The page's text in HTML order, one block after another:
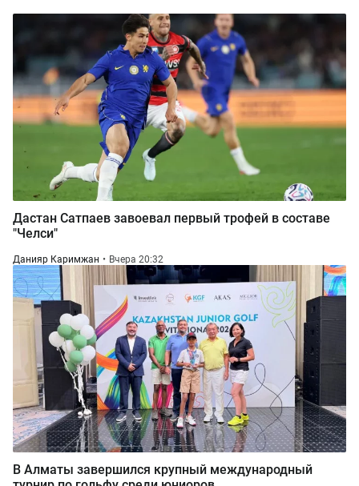
Дастан Сатпаев завоевал первый трофей в составе
"Челси"
Данияр Каримжан Вчера 20:32
В Алматы завершился крупный международный